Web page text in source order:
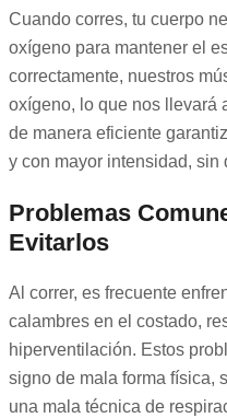
Cuando corres, tu cuerpo
oxígeno para mantener el
correctamente, nuestros
oxígeno, lo que nos llevará
de manera eficiente
y con mayor intensidad, sin
Problemas
Evitarlos
Al correr, es frecuente
calambres en el costado,
hiperventilación. Estos
signo de mala forma física,
una mala técnica de